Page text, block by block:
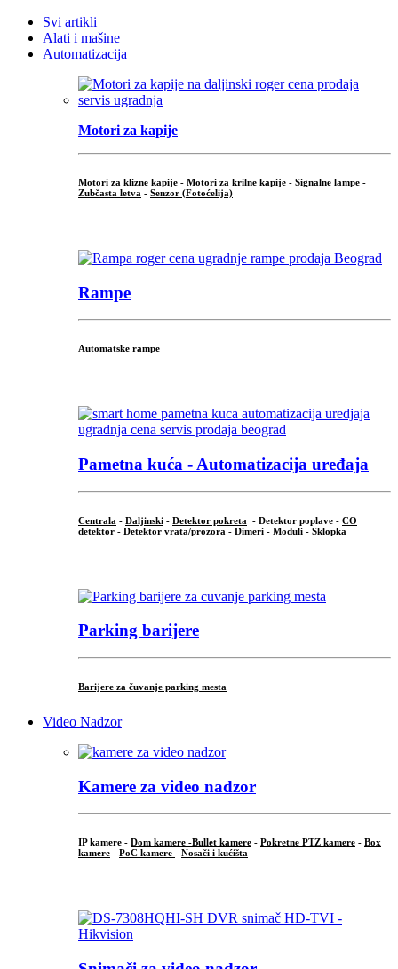
Svi artikli
Alati i mašine
Automatizacija
Motori za kapije
Motori za klizne kapije - Motori za krilne kapije - Signalne lampe -
Zubčasta letva - Senzor (Fotoćelija)
Rampe
Automatske rampe
Pametna kuća - Automatizacija uređaja
Centrala - Daljinski - Detektor pokreta - Detektor poplave - CO
detektor - Detektor vrata/prozora - Dimeri - Moduli - Sklopka
Parking barijere
Barijere za čuvanje parking mesta
Video Nadzor
Kamere za video nadzor
IP kamere - Dom kamere -Bullet kamere - Pokretne PTZ kamere - Box
kamere - PoC kamere - Nosači i kućišta